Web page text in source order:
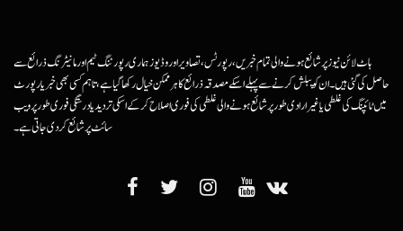
ہاٹ لائن نیوز پر شائع ہونے والی تمام خبریں، رپورٹس، تصاویر اور وڈیوز ہماری رپورٹنگ ٹیم اور مانیٹرنگ ذرائع سے
حاصل کی گئی ہیں۔ ان کو پبلش کرنے سے پہلے اسکے مصدقہ ذرائع کا ہرممکن خیال رکھا گیا ہے، تاہم کسی بھی خبر یا رپورٹ
میں ٹائپنگ کی غلطی یا غیرارادی طور پر شائع ہونے والی غلطی کی فوری اصلاح کرکے اسکی تردید یا درستگی فوری طور پر ویب
سائٹ پر شائع کردی جاتی ہے۔